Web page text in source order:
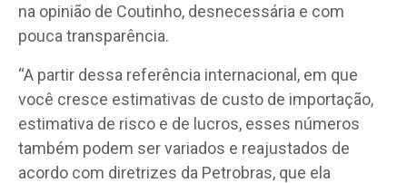
na opinião de Coutinho, desnecessária e com
pouca transparência.
“A partir dessa referência internacional, em que
você cresce estimativas de custo de importação,
estimativa de risco e de lucros, esses números
também podem ser variados e reajustados de
acordo com diretrizes da Petrobras, que ela